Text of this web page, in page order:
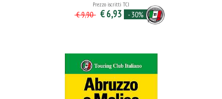
Prezzo iscritti TCI
€ 9,90 € 6,93 - 30%